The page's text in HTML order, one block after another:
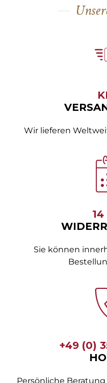
Wir lieferen
14
Sie können
+49 (0)
Persönliche Beratung